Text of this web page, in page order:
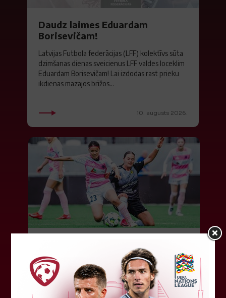
Daudz laimes Eduardam
Borisevičam!
Latvijas Futbola federācijas (LFF) kolektīvs sūta
dzimšanas dienas sveicienus LFF valdes loceklim
Eduardam Borisevičam! Lai izdodas rast prieku
ikdienas mazajos brīžos...
10. augusts 2026.
vēsturisko eirokausu sezonu
Latvijas klubs "Riga FC Women" sestdien UEFA
Čempionu līgas kvalifikācijas otrajā kārtā ar 1:4
piekāpās Lietuvas "Gintra". Ar šo spēli Latvijas